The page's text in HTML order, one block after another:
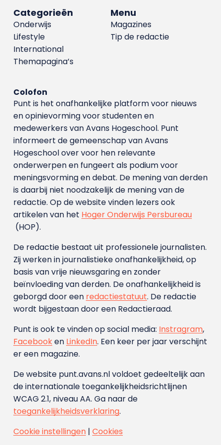
Menu
Magazines
Tip de redactie
Categorieën
Onderwijs
Lifestyle
International
Themapagina’s
Colofon
Punt is het onafhankelijke platform voor nieuws
en opinievorming voor studenten en
medewerkers van Avans Hoge­school. Punt
informeert de gemeenschap van Avans
Hogeschool over voor hen relevante
onderwerpen en fungeert als podium voor
meningsvorming en debat. De mening van derden
is daarbij niet noodzakelijk de mening van de
redactie. Op de website vinden lezers ook
artikelen van het Hoger Onderwijs Persbureau
(HOP).
De redactie bestaat uit professionele journalisten.
Zij werken in journalistieke onafhankelijkheid, op
basis van vrije nieuwsgaring en zonder
beïnvloeding van derden. De onafhankelijkheid is
geborgd door een redactiestatuut. De redactie
wordt bijgestaan door een Redactieraad.
Punt is ook te vinden op social media: Instragram,
Facebooken LinkedIn. Een keer per jaar verschijnt
er een magazine.
De website punt.avans.nl voldoet gedeeltelijk aan
de internationale toegankelijkheidsrichtlijnen
WCAG 2.1, niveau AA. Ga naar de
toegankelijkheidsverklaring.
Cookie instellingen| Cookies